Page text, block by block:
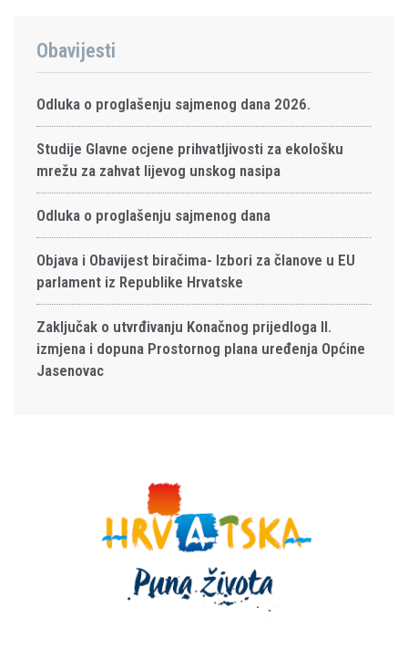
Obavijesti
Odluka o proglašenju sajmenog dana 2026.
Studije Glavne ocjene prihvatljivosti za ekološku
mrežu za zahvat lijevog unskog nasipa
Odluka o proglašenju sajmenog dana
Objava i Obavijest biračima- Izbori za članove u EU
parlament iz Republike Hrvatske
Zaključak o utvrđivanju Konačnog prijedloga II.
izmjena i dopuna Prostornog plana uređenja Općine
Jasenovac